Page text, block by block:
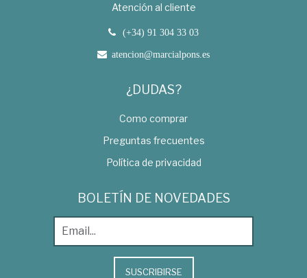
Atención al cliente
(+34) 91 304 33 03
atencion@marcialpons.es
¿DUDAS?
Como comprar
Preguntas frecuentes
Política de privacidad
BOLETÍN DE NOVEDADES
SUSCRIBIRSE